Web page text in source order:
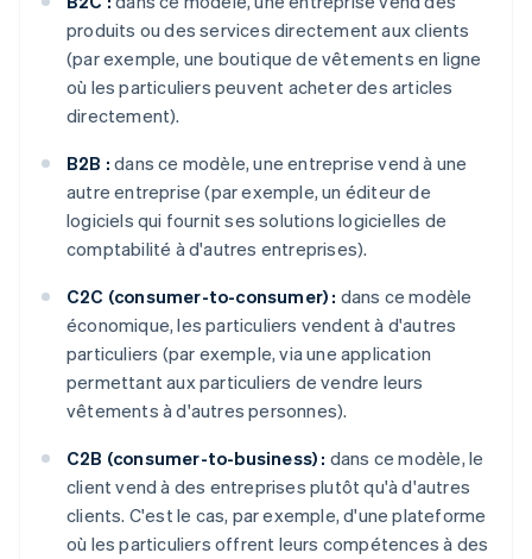
produits ou des services directement aux clients
(par exemple, une boutique de vêtements en ligne
où les particuliers peuvent acheter des articles
directement).
B2B : dans ce modèle, une entreprise vend à une
autre entreprise (par exemple, un éditeur de
logiciels qui fournit ses solutions logicielles de
comptabilité à d'autres entreprises).
C2C (consumer-to-consumer) : dans ce modèle
économique, les particuliers vendent à d'autres
particuliers (par exemple, via une application
permettant aux particuliers de vendre leurs
vêtements à d'autres personnes).
C2B (consumer-to-business) : dans ce modèle, le
client vend à des entreprises plutôt qu'à d'autres
clients. C'est le cas, par exemple, d'une plateforme
où les particuliers offrent leurs compétences à des